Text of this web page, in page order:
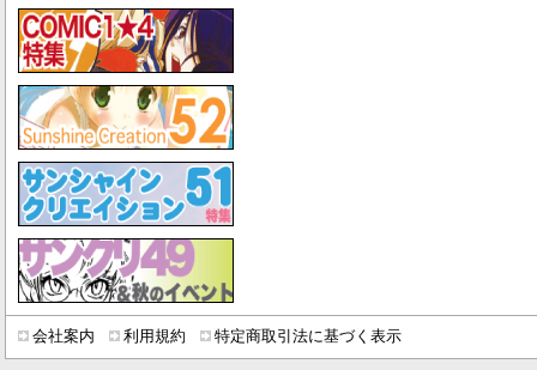
会社案内 利用規約 特定商取引法に基づく表示